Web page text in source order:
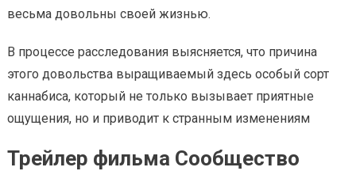
весьма довольны своей жизнью.
В процессе расследования выясняется, что причина
этого довольства выращиваемый здесь особый сорт
каннабиса, который не только вызывает приятные
ощущения, но и приводит к странным изменениям
Трейлер фильма Сообщество